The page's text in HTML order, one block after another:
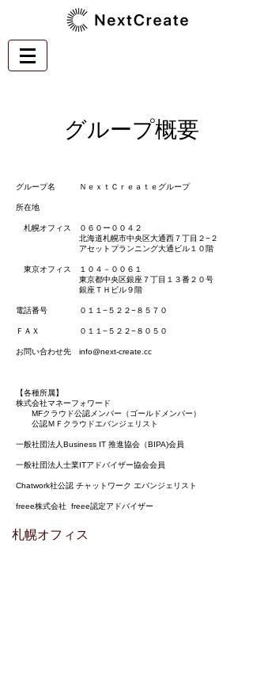
​グループ概要
グループ名 ＮｅｘｔＣｒｅａｔｅグループ
所在地
札幌オフィス ０６０ー００４２
北海道札幌市中央区大通西７丁目２−２
アセットプランニング大通ビル１０階
東京オフィス １０４－００６１
東京都中央区銀座７丁目１３番２０号
銀座ＴＨビル９階
電話番号 ０１１−５２２−８５７０
ＦＡＸ ０１１−５２２−８０５０
お問い合わせ先 info@next-create.cc
【各種所属】
株式会社マネーフォワード
MFクラウド公認メンバー（ゴールドメンバー）
公認ＭＦクラウドエバンジェリスト
一般社団法人Business IT 推進協会（BIPA)会員
一般社団法人士業ITアドバイザー協会会員
Chatwork社公認 チャットワーク エバンジェリスト
freee株式会社 freee認定アドバイザー
​札幌オフィス